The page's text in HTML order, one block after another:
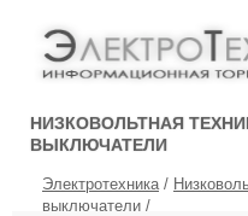
НИЗКОВОЛЬТНАЯ
ВЫКЛЮЧАТЕЛИ
Электротехника/
выключатели /